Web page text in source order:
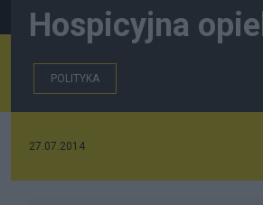
Hospicyjna
POLITYKA
27.07.2014